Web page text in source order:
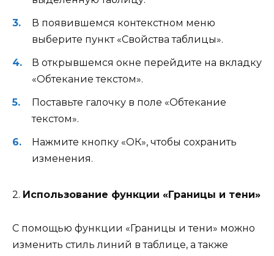
В появившемся контекстном меню
выберите пункт «Свойства таблицы».
В открывшемся окне перейдите на вкладку
«Обтекание текстом».
Поставьте галочку в поле «Обтекание
текстом».
Нажмите кнопку «ОК», чтобы сохранить
изменения.
2. Использование функции «Границы и тени»
С помощью функции «Границы и тени» можно
изменить стиль линий в таблице, а также